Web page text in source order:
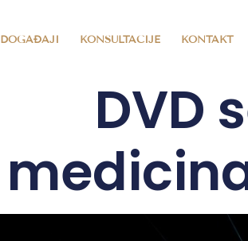
DOGAĐAJI KONSULTACIJE KONTAKT
DVD